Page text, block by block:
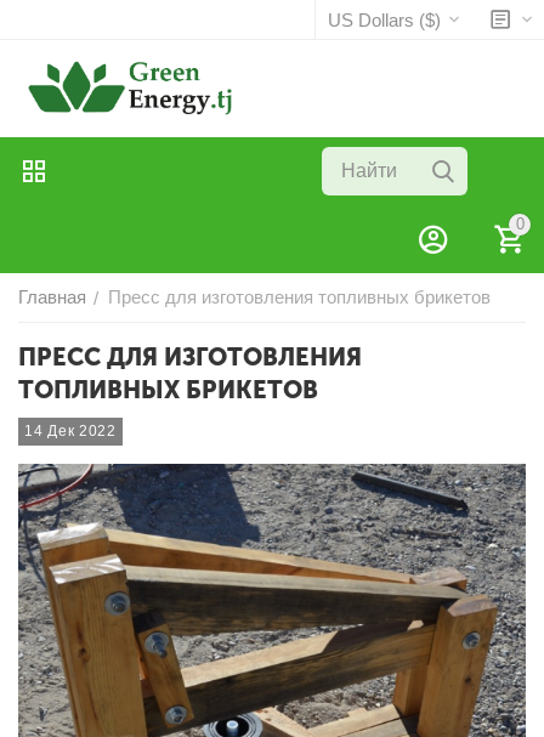
US Dollars ($)
0
Главная / Пресс для изготовления топливных брикетов
ПРЕСС ДЛЯ ИЗГОТОВЛЕНИЯ
ТОПЛИВНЫХ БРИКЕТОВ
14 Дек 2022